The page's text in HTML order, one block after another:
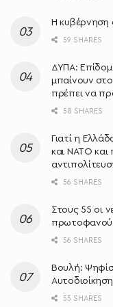
Η κυβέρνηση
59 SHARES
ΔΥΠΑ:
μπαίνουν στο
πρέπει να
58 SHARES
Γιατί η
και ΝΑΤΟ και
56 SHARES
Στους 55 οι
56 SHARES
Βουλή:
55 SHARES